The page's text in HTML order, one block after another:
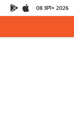
08 अग॰ 2026